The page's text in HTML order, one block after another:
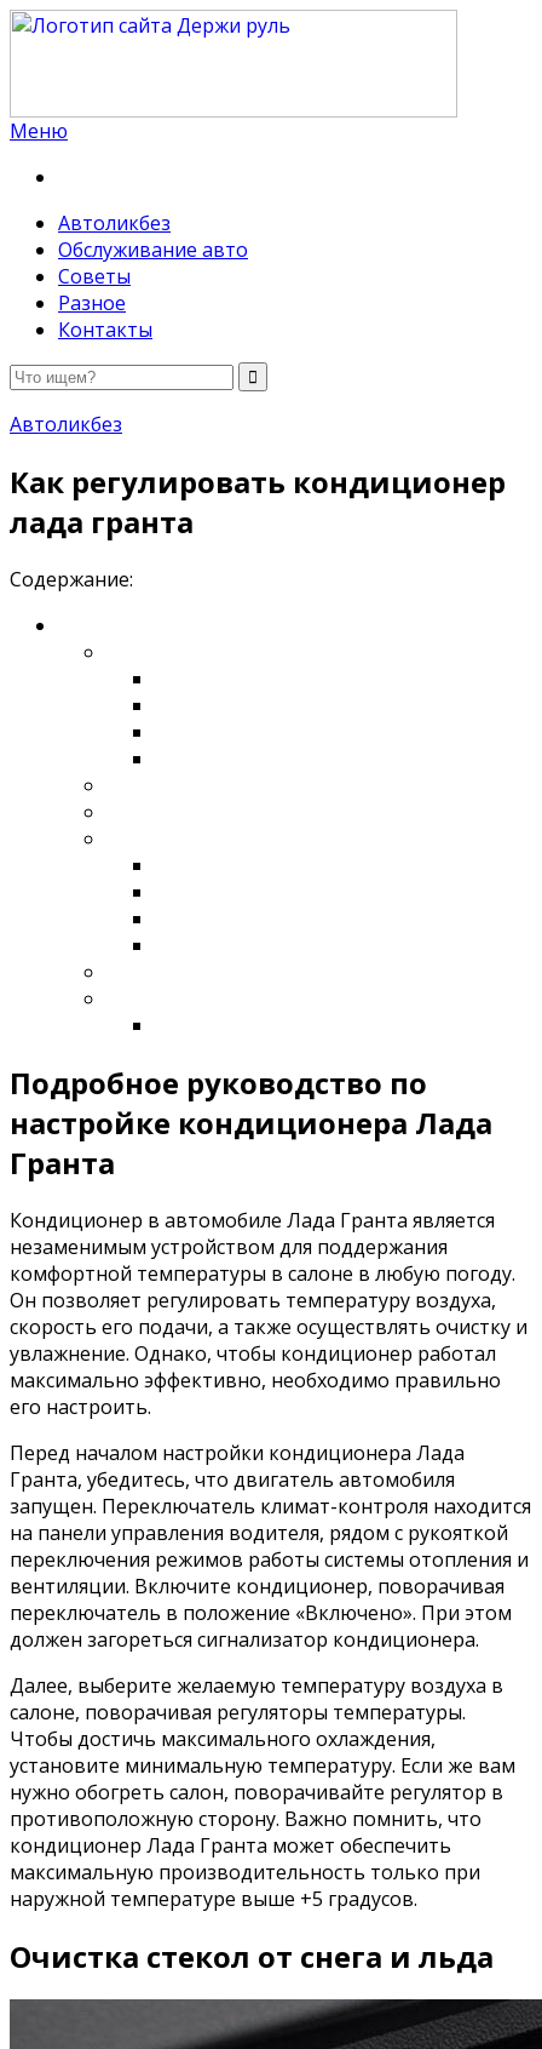
Меню
Автоликбез
Обслуживание авто
Советы
Разное
Контакты
Автоликбез
Как регулировать кондиционер
лада гранта
Содержание:
Подробное руководство по
настройке кондиционера Лада
Гранта
Кондиционер в автомобиле Лада Гранта является
незаменимым устройством для поддержания
комфортной температуры в салоне в любую погоду.
Он позволяет регулировать температуру воздуха,
скорость его подачи, а также осуществлять очистку и
увлажнение. Однако, чтобы кондиционер работал
максимально эффективно, необходимо правильно
его настроить.
Перед началом настройки кондиционера Лада
Гранта, убедитесь, что двигатель автомобиля
запущен. Переключатель климат-контроля находится
на панели управления водителя, рядом с рукояткой
переключения режимов работы системы отопления и
вентиляции. Включите кондиционер, поворачивая
переключатель в положение «Включено». При этом
должен загореться сигнализатор кондиционера.
Далее, выберите желаемую температуру воздуха в
салоне, поворачивая регуляторы температуры.
Чтобы достичь максимального охлаждения,
установите минимальную температуру. Если же вам
нужно обогреть салон, поворачивайте регулятор в
противоположную сторону. Важно помнить, что
кондиционер Лада Гранта может обеспечить
максимальную производительность только при
наружной температуре выше +5 градусов.
Очистка стекол от снега и льда